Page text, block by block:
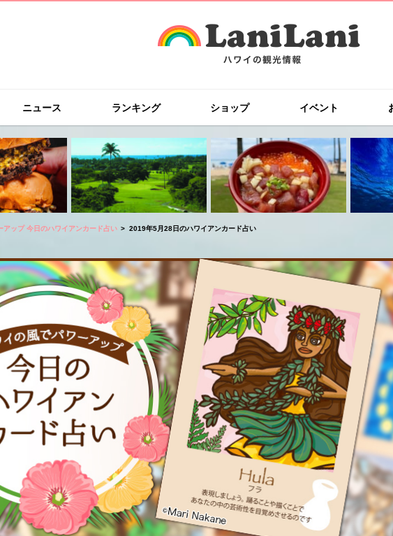
ニュース ランキング ショップ イベント
アップ 今日のハワイアンカード占い 2019年5月28日のハワイアンカード占い